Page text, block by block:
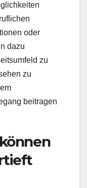
oder
dazu
zu
zu
beitragen